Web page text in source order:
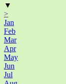
▼
>
Jan
Feb
Mar
Apr
May
Jun
Jul